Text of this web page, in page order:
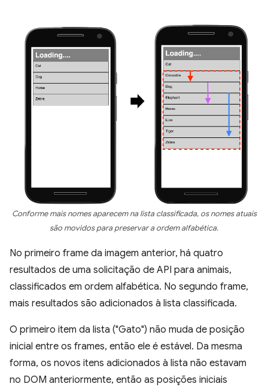
Conforme mais nomes aparecem na lista classificada, os nomes atuais
são movidos para preservar a ordem alfabética.
No primeiro frame da imagem anterior, há quatro
resultados de uma solicitação de API para animais,
classificados em ordem alfabética. No segundo frame,
mais resultados são adicionados à lista classificada.
O primeiro item da lista ("Gato") não muda de posição
inicial entre os frames, então ele é estável. Da mesma
forma, os novos itens adicionados à lista não estavam
no DOM anteriormente, então as posições iniciais